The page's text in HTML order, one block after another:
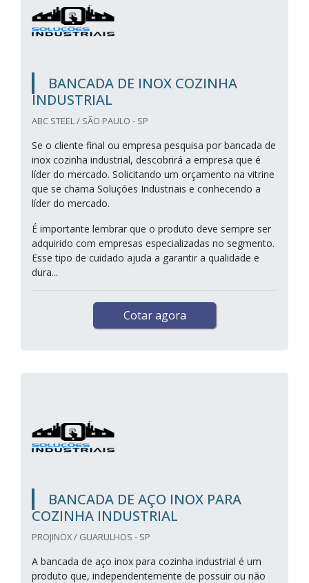
BANCADA DE INOX COZINHA
INDUSTRIAL
ABC STEEL / SÃO PAULO - SP
Se o cliente final ou empresa pesquisa por bancada de
inox cozinha industrial, descobrirá a empresa que é
líder do mercado. Solicitando um orçamento na vitrine
que se chama Soluções Industriais e conhecendo a
líder do mercado.
É importante lembrar que o produto deve sempre ser
adquirido com empresas especializadas no segmento.
Esse tipo de cuidado ajuda a garantir a qualidade e
dura...
Cotar agora
BANCADA DE AÇO INOX PARA
COZINHA INDUSTRIAL
PROJINOX / GUARULHOS - SP
A bancada de aço inox para cozinha industrial é um
produto que, independentemente de possuir ou não